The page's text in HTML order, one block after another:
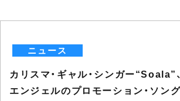
ニュース
カリスマ・ギャル・シンガー“Soala”
エンジェルのプロモーション・ソン